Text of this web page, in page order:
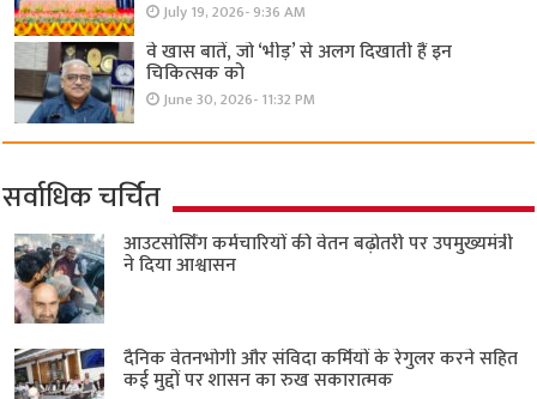
July 19, 2026- 9:36 AM
वे खास बातें, जो ‘भीड़’ से अलग दिखाती हैं इन
चिकित्सक को
June 30, 2026- 11:32 PM
सर्वाधिक चर्चित
आउटसोर्सिंग कर्मचारियों की वेतन बढ़ोतरी पर उपमुख्यमंत्री
ने दिया आश्वासन
दैनिक वेतनभोगी और संविदा कर्मियों के रेगुलर करने सहित
कई मुद्दों पर शासन का रुख सकारात्मक